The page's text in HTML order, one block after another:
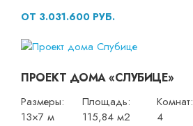
ОТ 3.031.600 РУБ.
ПРОЕКТ ДОМА «СЛУБИЦЕ»
Размеры:
13×7 м
Площадь:
115,84 м2
Комнат:
4